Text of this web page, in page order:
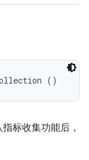
()
标收集功能后，